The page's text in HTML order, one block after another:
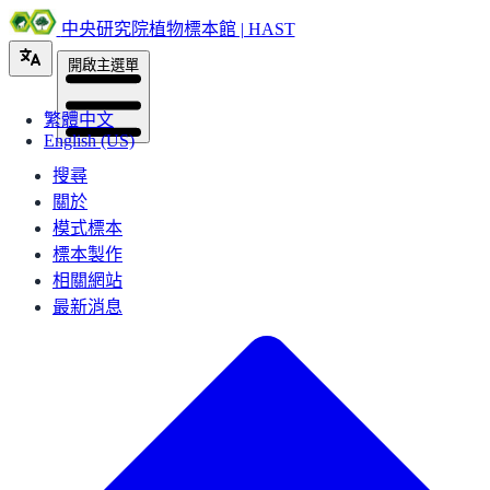
中央研究院植物標本館 | HAST
繁體中文
English (US)
開啟主選單
搜尋
關於
模式標本
標本製作
相關網站
最新消息